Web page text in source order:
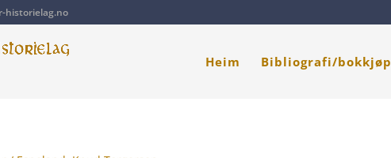
historielag.no
Heim Bibliografi/bokkjøp